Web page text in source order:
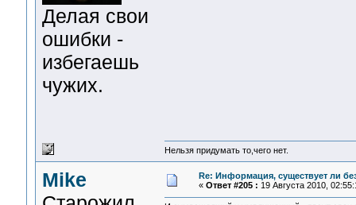
Делая свои
ошибки -
избегаешь
чужих.
Нельзя придумать то,чего нет.
Mike
Re: Информация, существует ли
« Ответ #205 : 19 Августа 2010,